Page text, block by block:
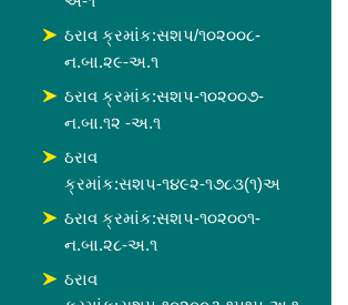
ઠરાવ ક્રમાંક:સશપ/૧૦૨૦૦૮-
ન.બા.૨૯-અ.૧
ઠરાવ ક્રમાંક:સશપ-૧૦૨૦૦૭-
ન.બા.૧૨ -અ.૧
ઠરાવ
ક્રમાંક:સશપ-૧૪૯૨-૧૭૮૩(૧)અ
ઠરાવ ક્રમાંક:સશપ-૧૦૨૦૦૧-
ન.બા.૨૮-અ.૧
ઠરાવ